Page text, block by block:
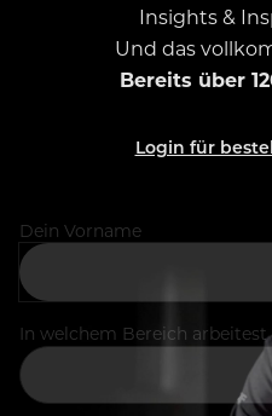
Insights &
Und das
Bereits über
Login für
Dein Vorname
In welchem Bereich arbeitest